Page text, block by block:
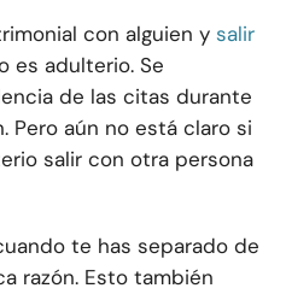
con alguien y salir
es adulterio. Se
de las citas durante
Pero aún no está claro si
salir con otra persona
te has separado de
razón. Esto también